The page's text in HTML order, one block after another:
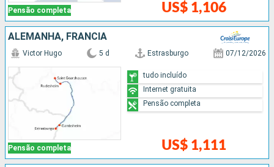
Pensão completa US$ 1,106
ALEMANHA, FRANCIA
Pensão completa
Victor Hugo 5 d Estrasburgo 07/12/2026
US$ 1,111
tudo incluído
Internet gratuita
Pensão completa